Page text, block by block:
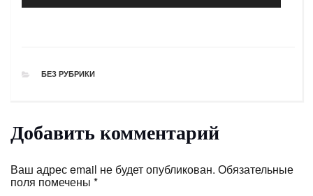
РУБРИКИ
БЕЗ РУБРИКИ
Добавить комментарий
Ваш адрес email не будет опубликован. Обязательные
поля помечены *